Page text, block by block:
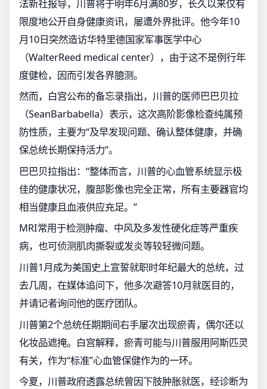
法新社报导，川普将于明年6月满80岁，长久以来仅有
限度地公开自身健康资讯，屡遭外界批评。他今年10
月10日突然造访华特里德国家军事医学中心
（WalterReed medical center），由于这不是例行年
度健检，因而引发各界臆测。
然而，白宫公布的备忘录指出，川普的医师巴巴贝拉
（SeanBarbabella）表示，这次高阶影像检查纯属预
防性质，主要为“及早发现问题、确认整体健康，并确
保总统长期保持活力”。
巴巴贝拉指出：“整体而言，川普的心血管系统显示极
佳的健康状况，腹部影像也完全正常，所有主要器官均
相当健康且血液供应充足。”
MRI常用于检测肿瘤、中风及多发性硬化症等严重疾
病，也可侦测肌肉撕裂或发炎等较轻微问题。
川普1月成为美国史上宣誓就职时年纪最大的总统，过
去几周，在媒体追问下，他多次避答10月就医目的，
并请记者询问他的医疗团队。
川普第2个总统任期期间右手屡次出现瘀青，偶尔还以
化妆品遮掩。白宫解释，瘀青可能与川普服用阿斯匹灵
有关，作为“标准”心血管保健作为的一环。
今夏，川普政府透露总统曾因下肢肿胀就医，经诊断为